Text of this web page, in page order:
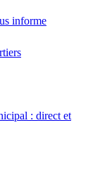
informe
: direct et